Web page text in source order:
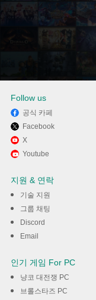
Follow us
공식 카페
Facebook
X
Youtube
지원 & 연락
기술 지원
그룹 채팅
Discord
Email
인기 게임 For PC
냥코 대전쟁 PC
브롤스타즈 PC